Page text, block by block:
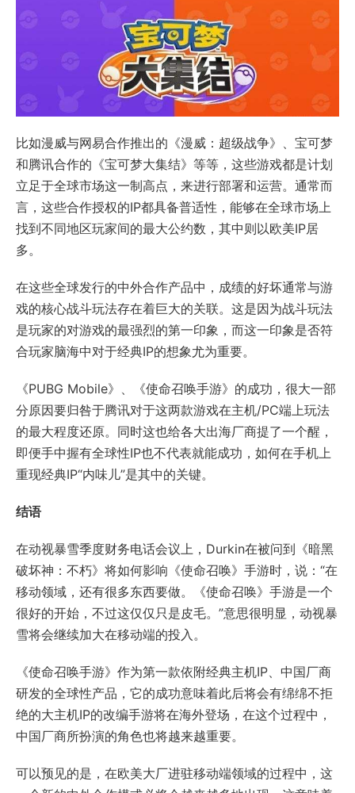
比如漫威与网易合作推出的《漫威：超级战争》、宝可梦
和腾讯合作的《宝可梦大集结》等等，这些游戏都是计划
立足于全球市场这一制高点，来进行部署和运营。通常而
言，这些合作授权的IP都具备普适性，能够在全球市场上
找到不同地区玩家间的最大公约数，其中则以欧美IP居
多。
在这些全球发行的中外合作产品中，成绩的好坏通常与游
戏的核心战斗玩法存在着巨大的关联。这是因为战斗玩法
是玩家的对游戏的最强烈的第一印象，而这一印象是否符
合玩家脑海中对于经典IP的想象尤为重要。
《PUBG Mobile》、《使命召唤手游》的成功，很大一部
分原因要归咎于腾讯对于这两款游戏在主机/PC端上玩法
的最大程度还原。同时这也给各大出海厂商提了一个醒，
即便手中握有全球性IP也不代表就能成功，如何在手机上
重现经典IP“内味儿”是其中的关键。
结语
在动视暴雪季度财务电话会议上，Durkin在被问到《暗黑
破坏神：不朽》将如何影响《使命召唤》手游时，说：“在
移动领域，还有很多东西要做。《使命召唤》手游是一个
很好的开始，不过这仅仅只是皮毛。”意思很明显，动视暴
雪将会继续加大在移动端的投入。
《使命召唤手游》作为第一款依附经典主机IP、中国厂商
研发的全球性产品，它的成功意味着此后将会有绵绵不拒
绝的大主机IP的改编手游将在海外登场，在这个过程中，
中国厂商所扮演的角色也将越来越重要。
可以预见的是，在欧美大厂进驻移动端领域的过程中，这